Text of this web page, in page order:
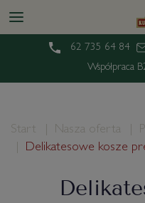
62 735 64 84
Współpraca
Start Nasza oferta
Delikatesowe kosze